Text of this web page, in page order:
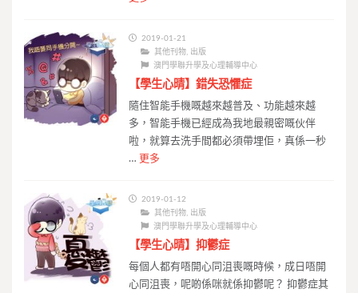
2019-01-21
其他刊物, 出版
澳門學聯升學及心理輔導中心
【學生心晴】錯失恐懼症
隨住智能手機嘅越來越普及、功能越來越
多，智能手機已經成為我地最親密嘅伙伴
啦，就算去洗手間都必須帶埋佢，真係一秒
… 更多
2019-01-12
其他刊物, 出版
澳門學聯升學及心理輔導中心
【學生心晴】抑鬱症
每個人都有唔開心同沮喪嘅時候，成日唔開
心同沮喪，呢啲係咪就係抑鬱呢？ 抑鬱症其